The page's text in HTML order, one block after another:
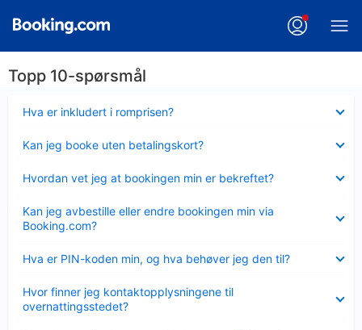
Topp 10-spørsmål
Hva er inkludert i romprisen?
mindre
Kan jeg booke uten betalingskort?
mindre
Hvordan vet jeg at bookingen min er bekreftet?
mindre
Kan jeg avbestille eller endre bookingen min via
Booking.com?
mindre
Hva er PIN-koden min, og hva behøver jeg den til?
mindre
Hvor finner jeg kontaktopplysningene til
overnattingsstedet?
mindre